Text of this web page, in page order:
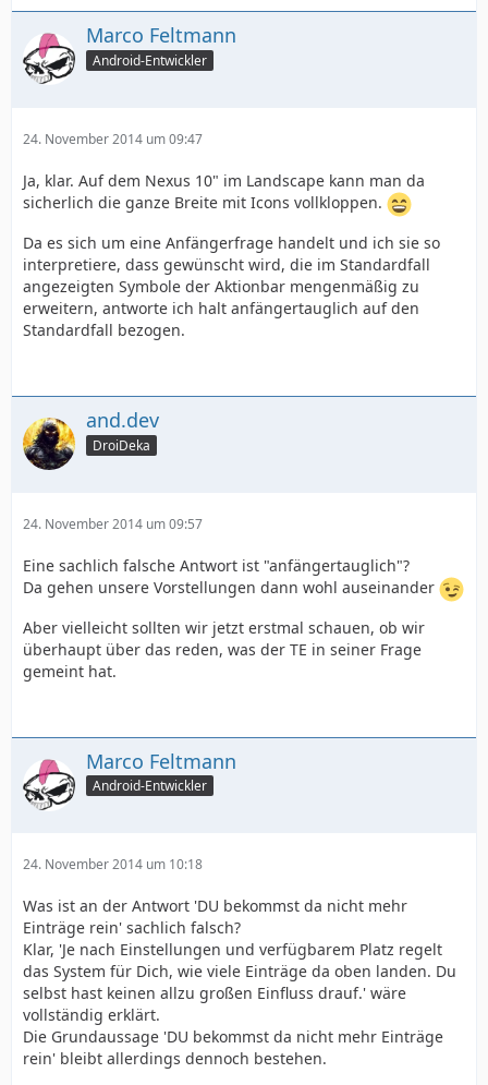
Marco Feltmann
Android-Entwickler
24. November 2014 um 09:47
Ja, klar. Auf dem Nexus 10" im Landscape kann man da
sicherlich die ganze Breite mit Icons vollkloppen.
Da es sich um eine Anfängerfrage handelt und ich sie so
interpretiere, dass gewünscht wird, die im Standardfall
angezeigten Symbole der Aktionbar mengenmäßig zu
erweitern, antworte ich halt anfängertauglich auf den
Standardfall bezogen.
and.dev
DroiDeka
24. November 2014 um 09:57
Eine sachlich falsche Antwort ist "anfängertauglich"?
Da gehen unsere Vorstellungen dann wohl auseinander
Aber vielleicht sollten wir jetzt erstmal schauen, ob wir
überhaupt über das reden, was der TE in seiner Frage
gemeint hat.
Marco Feltmann
Android-Entwickler
24. November 2014 um 10:18
Was ist an der Antwort 'DU bekommst da nicht mehr
Einträge rein' sachlich falsch?
Klar, 'Je nach Einstellungen und verfügbarem Platz regelt
das System für Dich, wie viele Einträge da oben landen. Du
selbst hast keinen allzu großen Einfluss drauf.' wäre
vollständig erklärt.
Die Grundaussage 'DU bekommst da nicht mehr Einträge
rein' bleibt allerdings dennoch bestehen.